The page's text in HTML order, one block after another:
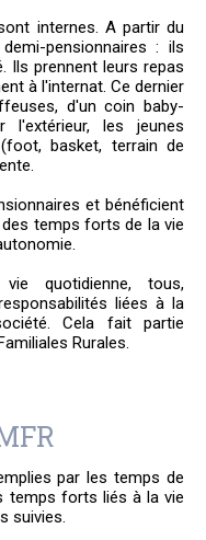
internes. A partir du
pensionnaires : ils
Ils prennent leurs repas
à l'internat. Ce dernier
d'un coin baby-
les jeunes
basket, terrain de
et bénéficient
temps forts de la vie
quotidienne, tous,
liées à la
Cela fait partie
Rurales.
par les temps de
temps forts liés à la vie
suivies.